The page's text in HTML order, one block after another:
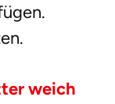
weich